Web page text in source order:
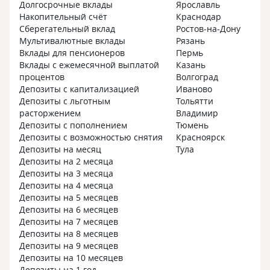
технических деталей подключилась
Наталья. Переключения происходили
мгновенно. Мне не пришлось заново
описывать проблему, так как вся
история переписки сохранялась,
и суть запроса не терялась, что
сэкономило много времени.
В процессе возникла непредвиденная
сложность: в моем интерфейсе
приложения не отображался пункт
«Накопления». На этом этапе
подключилась оператор Екатерина,
чью работу хочется отметить
отдельно. Вместо стандартных
скриптов Екатерина проявила
глубокую вовлеченность. Чтобы
разобраться в ситуации, она
попросила прислать скриншот.
Изучив проблему, она детально
расписала весь альтернативный путь:
Главный экран → Новый продукт →
Накопления → Альфа-Вклад.
доходчиво
В результате
условия по
я сообщил
намерен
01.06.2026 Года
дня,
Юлия, узнав,
установлено
Банка и есть
Долгосрочные вклады
Накопительный счёт
Сберегательный вклад
Мультивалютные вклады
Вклады для пенсионеров
Вклады с ежемесячной выплатой
процентов
Депозиты с капитализацией
Депозиты с льготным
расторжением
Депозиты с пополнением
Депозиты с возможностью снятия
Депозиты на месяц
Депозиты на 2 месяца
Депозиты на 3 месяца
Депозиты на 4 месяца
Депозиты на 5 месяцев
Депозиты на 6 месяцев
Депозиты на 7 месяцев
Депозиты на 8 месяцев
Депозиты на 9 месяцев
Депозиты на 10 месяцев
Ярославль
Краснодар
Ростов-на-Дону
Рязань
Пермь
Казань
Волгоград
Иваново
Тольятти
Владимир
Тюмень
Красноярск
Тула